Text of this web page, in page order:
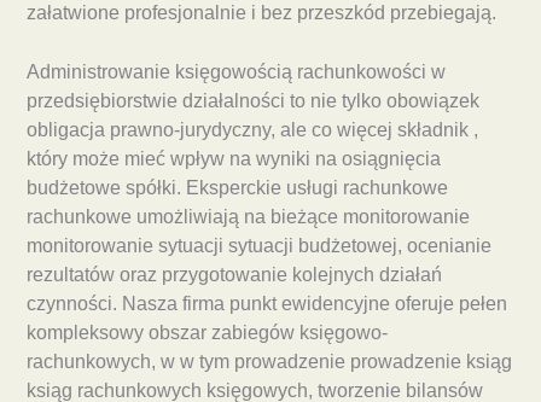
załatwione profesjonalnie i bez przeszkód przebiegają.
Administrowanie księgowością rachunkowości w
przedsiębiorstwie działalności to nie tylko obowiązek
obligacja prawno-jurydyczny, ale co więcej składnik ,
który może mieć wpływ na wyniki na osiągnięcia
budżetowe spółki. Eksperckie usługi rachunkowe
rachunkowe umożliwiają na bieżące monitorowanie
monitorowanie sytuacji sytuacji budżetowej, ocenianie
rezultatów oraz przygotowanie kolejnych działań
czynności. Nasza firma punkt ewidencyjne oferuje pełen
kompleksowy obszar zabiegów księgowo-
rachunkowych, w w tym prowadzenie prowadzenie ksiąg
ksiąg rachunkowych księgowych, tworzenie bilansów